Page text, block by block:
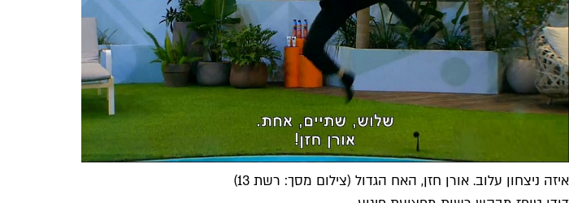
איזה ניצחון עלוב. אורן חזן, האח הגדול (צילום מסך: רשת 13)